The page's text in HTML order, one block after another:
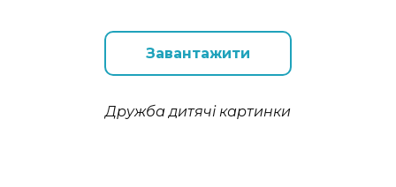
Завантажити
Дружба дитячі картинки